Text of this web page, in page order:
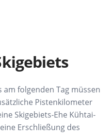
am folgenden Tag müssen
Pistenkilometer
Skigebiets-Ehe Kühtai-
Erschließung des